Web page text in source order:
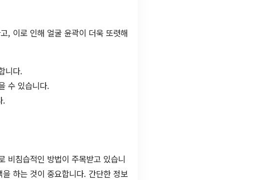
, 이로 인해 얼굴 윤곽이 더욱 또렷해
니다.
수 있습니다.
.
비침습적인 방법이 주목받고 있습니
하는 것이 중요합니다. 간단한 정보